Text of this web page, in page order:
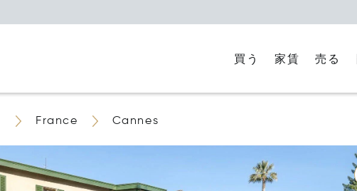
買う 家賃 売る
France Cannes